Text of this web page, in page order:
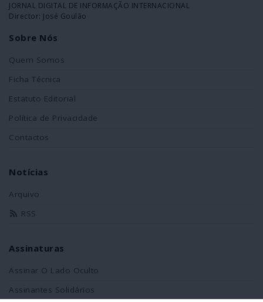
JORNAL DIGITAL DE INFORMAÇÃO INTERNACIONAL
Director: José Goulão
Sobre Nós
Quem Somos
Ficha Técnica
Estatuto Editorial
Política de Privacidade
Contactos
Notícias
Arquivo
RSS
Assinaturas
Assinar O Lado Oculto
Assinantes Solidários